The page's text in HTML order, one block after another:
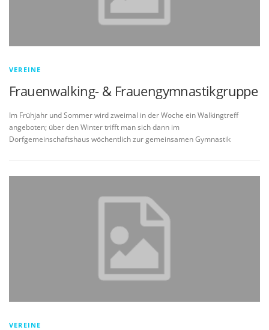
VEREINE
Frauenwalking- & Frauengymnastikgruppe
Im Frühjahr und Sommer wird zweimal in der Woche ein Walkingtreff
angeboten; über den Winter trifft man sich dann im
Dorfgemeinschaftshaus wöchentlich zur gemeinsamen Gymnastik
VEREINE